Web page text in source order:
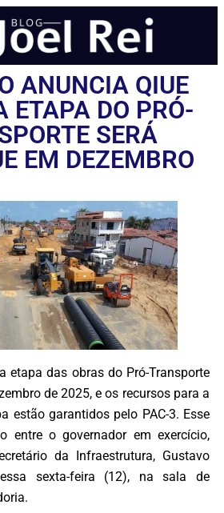
ANUNCIA QIUE
ETAPA DO PRÓ-
SERÁ
EM DEZEMBRO
etapa das obras do Pró-Transporte
de 2025, e os recursos para a
estão garantidos pelo PAC-3. Esse
entre o governador em exercício,
da Infraestrutura, Gustavo
sexta-feira (12), na sala de